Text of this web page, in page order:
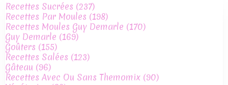
Recettes Sucrées (237)
Recettes Par Moules (198)
Recettes Moules Guy Demarle (170)
Guy Demarle (169)
Goûters (155)
Recettes Salées (123)
Gâteau (96)
Recettes Avec Ou Sans Themomix (90)